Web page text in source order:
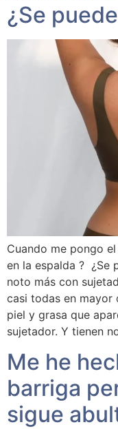
¿Se
Cuando me pongo
en la espalda ? ¿Se
noto más con
casi todas en mayor
piel y grasa que
sujetador. Y tienen
Me he
barriga
sigue